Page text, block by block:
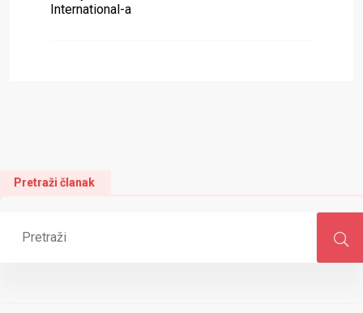
International-a
Pretraži članak